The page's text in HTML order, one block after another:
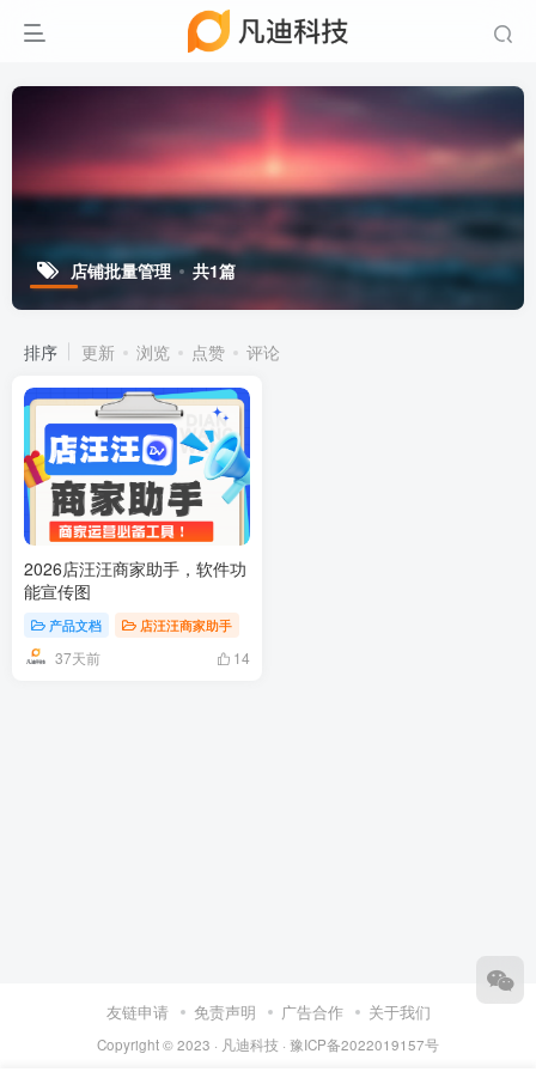
店铺批量管理 共1篇
排序 更新 浏览 点赞 评论
2026店汪汪商家助手，软件功
能宣传图
产品文档 店汪汪商家助手
37天前 14
友链申请 免责声明 广告合作 关于我们
Copyright © 2023 · 凡迪科技 · 豫ICP备2022019157号